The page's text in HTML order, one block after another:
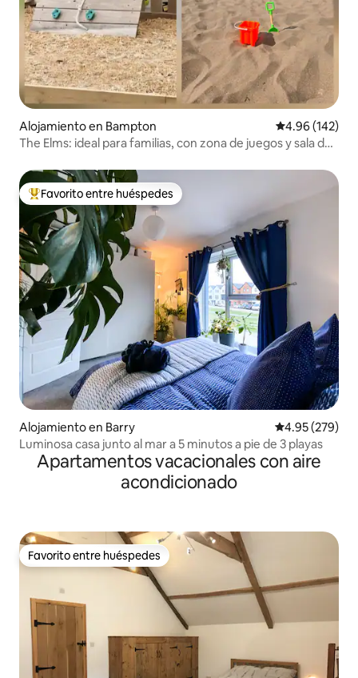
Alojamiento en Bampton Calificación
4.96 (142)
The Elms: ideal para familias, con zona de juegos y sala de
Favorito entre huéspedes preferido
Favorito entre huéspedes
Alojamiento en Barry Calificación
4.95 (279)
Luminosa casa junto al mar a 5 minutos a pie de 3 playas
Apartamentos vacacionales con aire
acondicionado
Favorito entre huéspedes
Favorito entre huéspedes